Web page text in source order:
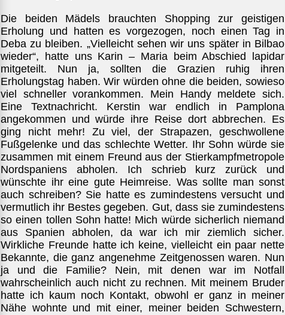
Die beiden Mädels brauchten Shopping zur geistigen
Erholung und hatten es vorgezogen, noch einen Tag in
Deba zu bleiben. „Vielleicht sehen wir uns später in Bilbao
wieder“, hatte uns Karin – Maria beim Abschied lapidar
mitgeteilt. Nun ja, sollten die Grazien ruhig ihren
Erholungstag haben. Wir würden ohne die beiden, sowieso
viel schneller vorankommen. Mein Handy meldete sich.
Eine Textnachricht. Kerstin war endlich in Pamplona
angekommen und würde ihre Reise dort abbrechen. Es
ging nicht mehr! Zu viel, der Strapazen, geschwollene
Fußgelenke und das schlechte Wetter. Ihr Sohn würde sie
zusammen mit einem Freund aus der Stierkampfmetropole
Nordspaniens abholen. Ich schrieb kurz zurück und
wünschte ihr eine gute Heimreise. Was sollte man sonst
auch schreiben? Sie hatte es zumindestens versucht und
vermutlich ihr Bestes gegeben. Gut, dass sie zumindestens
so einen tollen Sohn hatte! Mich würde sicherlich niemand
aus Spanien abholen, da war ich mir ziemlich sicher.
Wirkliche Freunde hatte ich keine, vielleicht ein paar nette
Bekannte, die ganz angenehme Zeitgenossen waren. Nun
ja und die Familie? Nein, mit denen war im Notfall
wahrscheinlich auch nicht zu rechnen. Mit meinem Bruder
hatte ich kaum noch Kontakt, obwohl er ganz in meiner
Nähe wohnte und mit einer, meiner beiden Schwestern,